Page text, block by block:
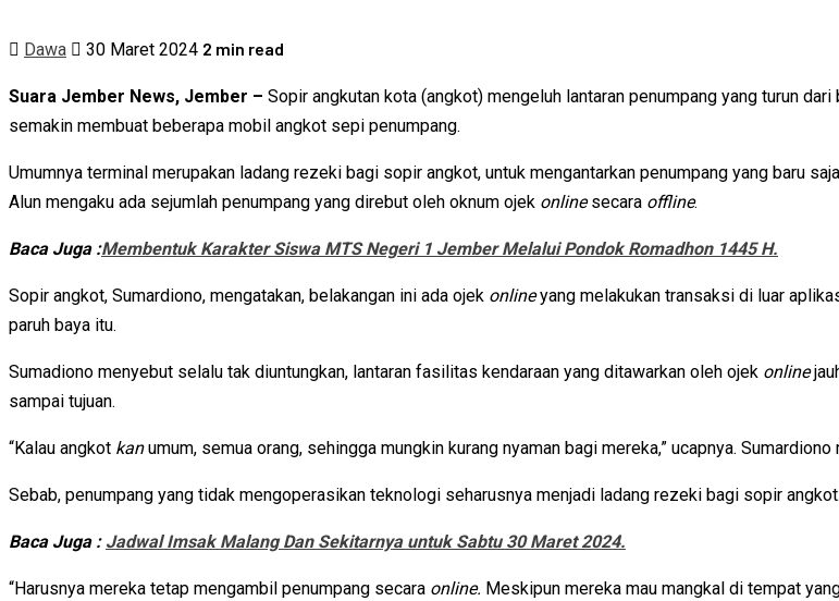
Dawa 30 Maret 2024 2 min read
Suara Jember News, Jember – Sopir angkutan kota (angkot) mengeluh lantaran penumpang yang turun
semakin membuat beberapa mobil angkot sepi penumpang.
Umumnya terminal merupakan ladang rezeki bagi sopir angkot, untuk mengantarkan penumpang yang baru
Alun mengaku ada sejumlah penumpang yang direbut oleh oknum ojek onlinesecara offline.
Baca Juga :Membentuk Karakter Siswa MTS Negeri 1 Jember Melalui Pondok Romadhon 1445 H.
Sopir angkot, Sumardiono, mengatakan, belakangan ini ada ojek onlineyang melakukan transaksi di luar
paruh baya itu.
Sumadiono menyebut selalu tak diuntungkan, lantaran fasilitas kendaraan yang ditawarkan oleh ojek online
sampai tujuan.
“Kalau angkot kanumum, semua orang, sehingga mungkin kurang nyaman bagi mereka,” ucapnya.
Sebab, penumpang yang tidak mengoperasikan teknologi seharusnya menjadi ladang rezeki bagi sopir angkot.
Baca Juga : Jadwal Imsak Malang Dan Sekitarnya untuk Sabtu 30 Maret 2024.
“Harusnya mereka tetap mengambil penumpang secara online. Meskipun mereka mau mangkal di tempat